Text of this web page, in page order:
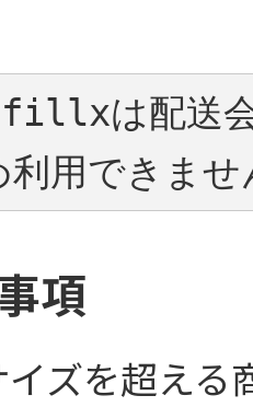
は配送会
利用できませ
項
ズを超える